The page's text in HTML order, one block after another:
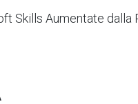
Skills Aumentate dalla